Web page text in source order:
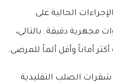
الحالية على
مجهرية دقيقة. بالتالي،
أماناً وأقل ألماً للمرضى.
الصلب التقليدية